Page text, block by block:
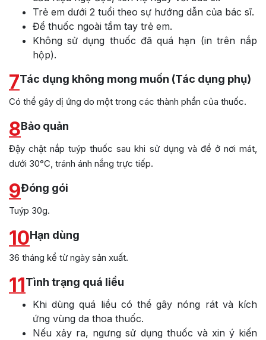
Trẻ em dưới 2 tuổi theo sự hướng dẫn của bác sĩ.
Để thuốc ngoài tầm tay trẻ em.
Không sử dụng thuốc đã quá hạn (in trên nắp
hộp).
7Tác dụng không mong muốn (Tác dụng phụ)
Có thể gây dị ứng do một trong các thành phần của thuốc.
8Bảo quản
Đậy chặt nắp tuýp thuốc sau khi sử dụng và để ở nơi mát,
dưới 30°C, tránh ánh nắng trực tiếp.
9Đóng gói
Tuýp 30g.
10Hạn dùng
36 tháng kể từ ngày sản xuất.
11Tình trạng quá liều
Khi dùng quá liều có thể gây nóng rát và kích
ứng vùng da thoa thuốc.
Nếu xảy ra, ngưng sử dụng thuốc và xin ý kiến